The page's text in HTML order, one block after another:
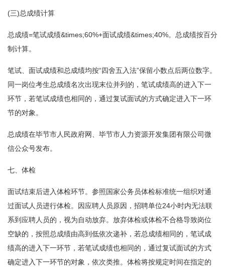
(三)总成绩计算
总成绩=笔试成绩&times;60%+面试成绩&times;40%。总成绩按百分
制计算。
笔试、面试成绩和总成绩均按“四舍五入法”保留小数点后两位数字。
同一岗位考生总成绩名次出现末位并列的，笔试成绩高的进入下一
环节，若笔试成绩也相同的，通过复试面试的方式确定进入下一环
节的对象。
总成绩在毕节市人民政府网、毕节市人力资源开发集团有限公司微
信公众号发布。
七、体检
面试结束后进入体检环节。参照国家公务员体检标准统一组织对通
过面试人员进行体检。因应聘人员原因，招聘单位24小时内无法联
系到应聘人员的，视为自动放弃。放弃体检或体检不合格导致岗位
空缺的，按照总成绩由高到低依次递补，若总成绩相同的，笔试成
绩高的进入下一环节，若笔试成绩也相同的，通过复试面试的方式
确定进入下一环节的对象，依次类推。体检将按规定时间在指定的